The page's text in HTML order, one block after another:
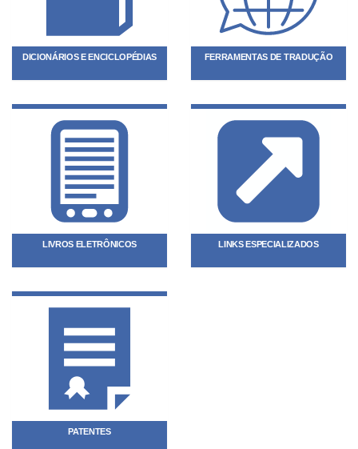
DICIONÁRIOS E ENCICLOPÉDIAS FERRAMENTAS DE TRADUÇÃO
LIVROS ELETRÔNICOS LINKS ESPECIALIZADOS
PATENTES